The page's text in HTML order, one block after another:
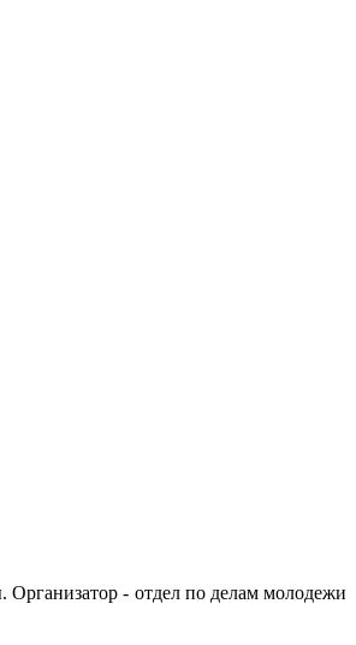
- отдел по делам молодежи